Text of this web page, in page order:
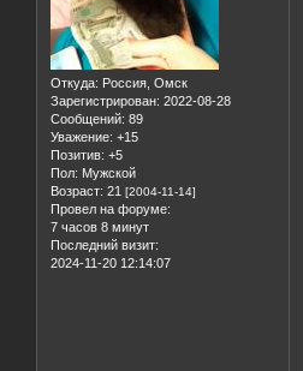
Откуда: Россия, Омск
Зарегистрирован: 2022-08-28
Сообщений: 89
Уважение: +15
Позитив: +5
Пол: Мужской
Возраст: 21 [2004-11-14]
Провел на форуме:
7 часов 8 минут
Последний визит:
2024-11-20 12:14:07